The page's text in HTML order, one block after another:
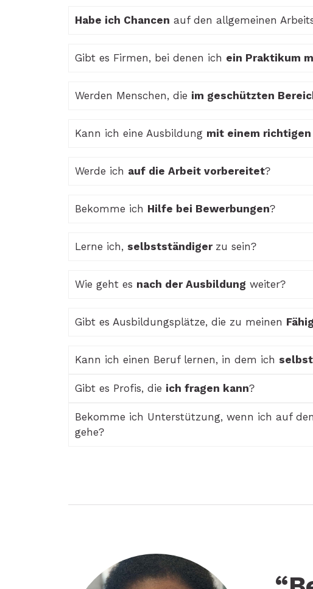
Habe ich Chancen auf den allgemeinen
Gibt es Firmen, bei denen ich ein Praktikum
Werden Menschen, die im geschützten
Kann ich eine Ausbildung mit einem
Werde ich auf die Arbeit vorbereitet?
Bekomme ich Hilfe bei Bewerbungen?
Lerne ich, selbstständiger zu sein?
Wie geht es nach der Ausbildung weiter?
Gibt es Ausbildungsplätze, die zu meinen
Kann ich einen Beruf lernen, in dem ich
Gibt es Profis, die ich fragen kann?
Bekomme ich Unterstützung, wenn ich auf den
gehe?